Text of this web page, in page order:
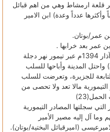
قلعة ارمشاط وهي من اهم قبائل
عدداً وعدة) ابن الامير
عمر/بوتان.
عمر بعد خرابها .
في شهر جمادي الأول عام 796هـ/ آذار 1394م عبر تيمور نهر دجلة
المدينة وأباحها للسلب
للجزيرة، وتعرضت للسلب
مالا تعد ولا تحصى من
سجلتها المصادر التيمورية
وما آل إليه مصير الأمير